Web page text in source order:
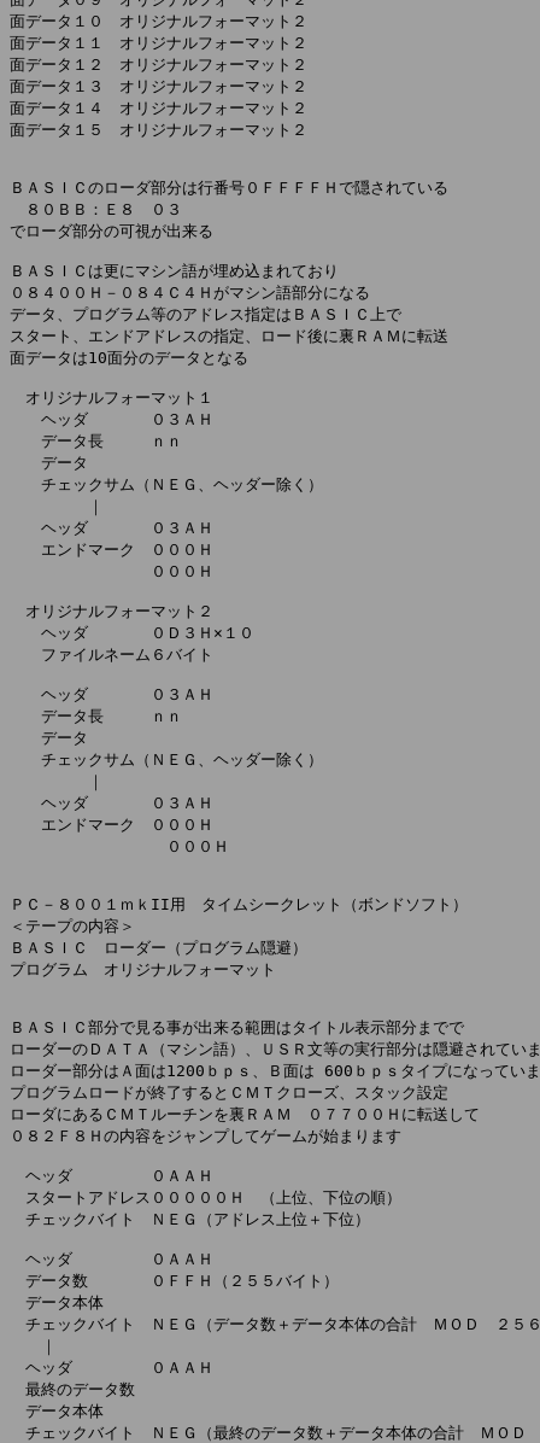
面データ１０　オリジナルフォーマット２
面データ１１　オリジナルフォーマット２
面データ１２　オリジナルフォーマット２
面データ１３　オリジナルフォーマット２
面データ１４　オリジナルフォーマット２
面データ１５　オリジナルフォーマット２
ＢＡＳＩＣのローダ部分は行番号０ＦＦＦＦＨで隠されている
８０ＢＢ：Ｅ８　０３
でローダ部分の可視が出来る
ＢＡＳＩＣは更にマシン語が埋め込まれており
０８４００Ｈ－０８４Ｃ４Ｈがマシン語部分になる
データ、プログラム等のアドレス指定はＢＡＳＩＣ上で
スタート、エンドアドレスの指定、ロード後に裏ＲＡＭに転送
面データは10面分のデータとなる
オリジナルフォーマット１
ヘッダ　　　　０３ＡＨ
データ長　　　ｎｎ
データ
チェックサム（ＮＥＧ、ヘッダー除く）
｜
ヘッダ　　　　０３ＡＨ
エンドマーク　０００Ｈ
０００Ｈ
オリジナルフォーマット２
ヘッダ　　　　０Ｄ３Ｈ×１０
ファイルネーム６バイト
ヘッダ　　　　０３ＡＨ
データ長　　　ｎｎ
データ
チェックサム（ＮＥＧ、ヘッダー除く）
｜
ヘッダ　　　　０３ＡＨ
エンドマーク　０００Ｈ
０００Ｈ
ＰＣ－８００１ｍｋII用　タイムシークレット（ボンドソフト）
＜テープの内容＞
ＢＡＳＩＣ　ローダー（プログラム隠避）
プログラム　オリジナルフォーマット
ＢＡＳＩＣ部分で見る事が出来る範囲はタイトル表示部分までで
ローダーのＤＡＴＡ（マシン語）、ＵＳＲ文等の実行部分は隠避されてい
ローダー部分はＡ面は1200ｂｐｓ、Ｂ面は 600ｂｐｓタイプになってい
プログラムロードが終了するとＣＭＴクローズ、スタック設定
ローダにあるＣＭＴルーチンを裏ＲＡＭ　０７７００Ｈに転送して
０８２Ｆ８Ｈの内容をジャンプしてゲームが始まります
ヘッダ　　　　　０ＡＡＨ
スタートアドレス０００００Ｈ　（上位、下位の順）
チェックバイト　ＮＥＧ（アドレス上位＋下位）
ヘッダ　　　　　０ＡＡＨ
データ数　　　　０ＦＦＨ（２５５バイト）
データ本体
チェックバイト　ＮＥＧ（データ数＋データ本体の合計　ＭＯＤ　２５
｜
ヘッダ　　　　　０ＡＡＨ
最終のデータ数
データ本体
チェックバイト　ＮＥＧ（最終のデータ数＋データ本体の合計　ＭＯＤ